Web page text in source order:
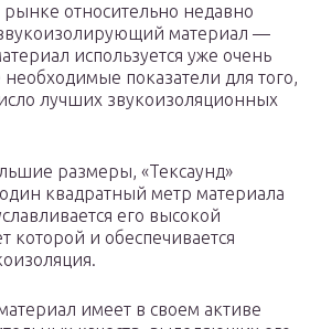
рынке относительно недавно
материал —
используется уже очень
показатели для того,
лучших звукоизоляционных
размеры, «Тексаунд»
квадратный метр материала
его высокой
которой и обеспечивается
имеет в своем активе